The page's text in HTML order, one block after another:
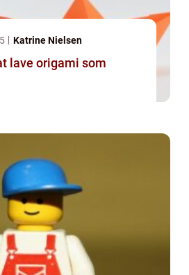
Katrine Nielsen
lave origami som